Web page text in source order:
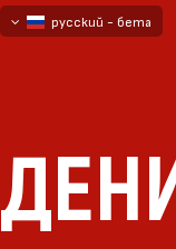
русский - бета